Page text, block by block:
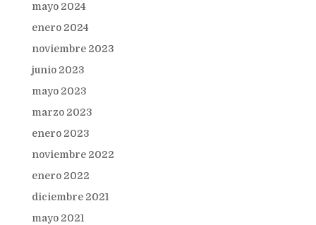
mayo 2024
enero 2024
noviembre 2023
junio 2023
mayo 2023
marzo 2023
enero 2023
noviembre 2022
enero 2022
diciembre 2021
mayo 2021